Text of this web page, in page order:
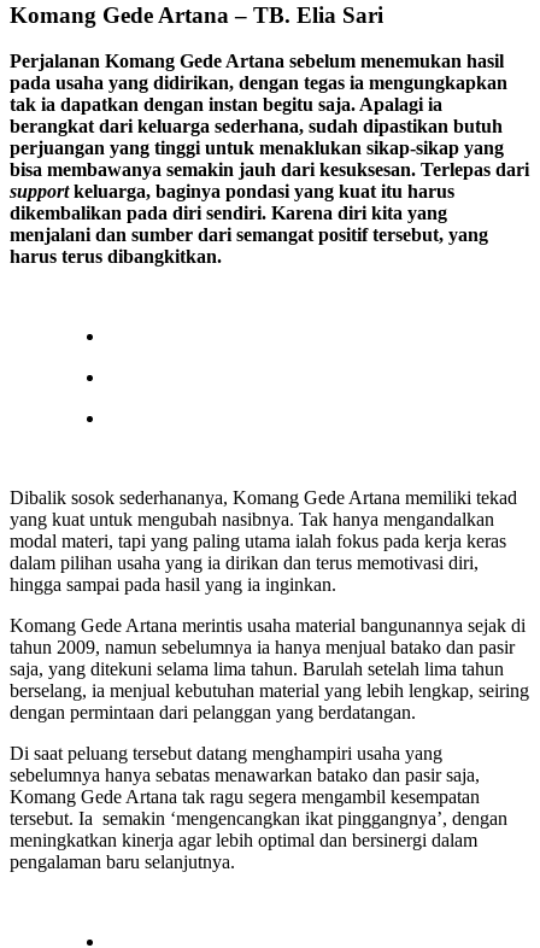
Komang Gede Artana – TB. Elia Sari
Perjalanan Komang Gede Artana sebelum menemukan hasil
pada usaha yang didirikan, dengan tegas ia mengungkapkan
tak ia dapatkan dengan instan begitu saja. Apalagi ia
berangkat dari keluarga sederhana, sudah dipastikan butuh
perjuangan yang tinggi untuk menaklukan sikap-sikap yang
bisa membawanya semakin jauh dari kesuksesan. Terlepas dari
supportkeluarga, baginya pondasi yang kuat itu harus
dikembalikan pada diri sendiri. Karena diri kita yang
menjalani dan sumber dari semangat positif tersebut, yang
harus terus dibangkitkan.
Dibalik sosok sederhananya, Komang Gede Artana memiliki tekad
yang kuat untuk mengubah nasibnya. Tak hanya mengandalkan
modal materi, tapi yang paling utama ialah fokus pada kerja keras
dalam pilihan usaha yang ia dirikan dan terus memotivasi diri,
hingga sampai pada hasil yang ia inginkan.
Komang Gede Artana merintis usaha material bangunannya sejak di
tahun 2009, namun sebelumnya ia hanya menjual batako dan pasir
saja, yang ditekuni selama lima tahun. Barulah setelah lima tahun
berselang, ia menjual kebutuhan material yang lebih lengkap, seiring
dengan permintaan dari pelanggan yang berdatangan.
Di saat peluang tersebut datang menghampiri usaha yang
sebelumnya hanya sebatas menawarkan batako dan pasir saja,
Komang Gede Artana tak ragu segera mengambil kesempatan
tersebut. Ia semakin ‘mengencangkan ikat pinggangnya’, dengan
meningkatkan kinerja agar lebih optimal dan bersinergi dalam
pengalaman baru selanjutnya.